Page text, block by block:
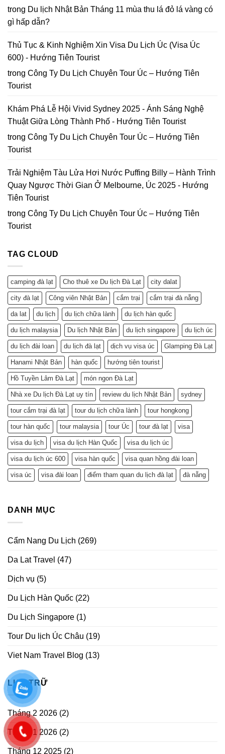
Hoa
Mai
Lạt
trong Du lịch Nhật Bản Tháng 11 mùa thu lá đỏ lá vàng có
gì hấp dẫn?
Thủ Tục & Kinh Nghiệm Xin Visa Du Lịch Úc (Visa Úc
600) - Hướng Tiên Tourist
trong Công Ty Du Lịch Chuyên Tour Úc – Hướng Tiên
Tourist
Khám Phá Lễ Hội Vivid Sydney 2025 - Ánh Sáng Nghệ
Thuật Giữa Lòng Thành Phố - Hướng Tiên Tourist
trong Công Ty Du Lịch Chuyên Tour Úc – Hướng Tiên
Tourist
Trải Nghiệm Tàu Lửa Hơi Nước Puffing Billy – Hành Trình
Quay Ngược Thời Gian Ở Melbourne, Úc 2025 - Hướng
Tiên Tourist
trong Công Ty Du Lịch Chuyên Tour Úc – Hướng Tiên
Tourist
TAG CLOUD
camping đà lạt Cho thuê xe Du lịch Đà Lạt city dalat
city đà lạt Công viên Nhật Bản cắm trại cắm trại đà nẵng
da lat du lịch du lịch chữa lành du lịch hàn quốc
du lịch malaysia Du lịch Nhật Bản du lịch singapore du lịch úc
du lịch đài loan du lịch đà lạt dịch vụ visa úc Glamping Đà Lạt
Hanami Nhật Bản hàn quốc hướng tiên tourist
Hồ Tuyền Lâm Đà Lạt món ngon Đà Lạt
Nhà xe Du lịch Đà Lạt uy tín review du lịch Nhật Bản sydney
tour cắm trại đà lạt tour du lịch chữa lành tour hongkong
tour hàn quốc tour malaysia tour Úc tour đà lạt visa
visa du lịch visa du lịch Hàn Quốc visa du lịch úc
visa du lịch úc 600 visa hàn quốc visa quan hồng đài loan
visa úc visa đài loan điểm tham quan du lịch đà lạt đà nẵng
DANH MỤC
Cẩm Nang Du Lịch (269)
Da Lat Travel (47)
Dịch vụ (5)
Du Lịch Hàn Quốc (22)
Du Lịch Singapore (1)
Tour Du lịch Úc Châu (19)
Viet Nam Travel Blog (13)
LƯU TRỮ
Tháng 2 2026 (2)
Tháng 1 2026 (2)
Tháng 12 2025 (2)